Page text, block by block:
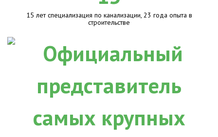
15 лет специализация по канализации, 23 года опыта в
строительстве